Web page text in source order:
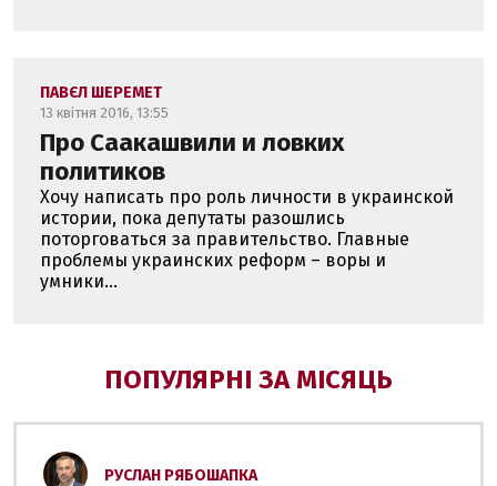
ПАВЄЛ ШЕРЕМЕТ
13 квітня 2016, 13:55
Про Саакашвили и ловких
политиков
Хочу написать про роль личности в украинской
истории, пока депутаты разошлись
поторговаться за правительство. Главные
проблемы украинских реформ – воры и
умники...
ПОПУЛЯРНІ ЗА МІСЯЦЬ
РУСЛАН РЯБОШАПКА